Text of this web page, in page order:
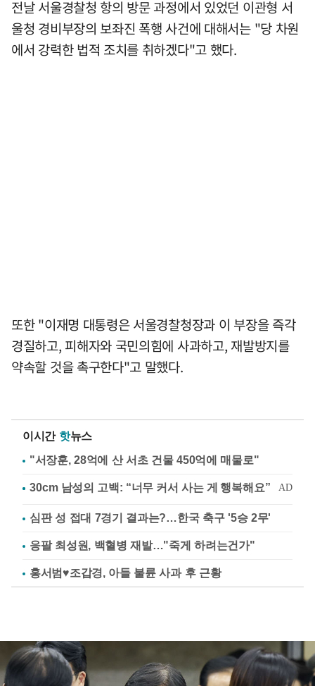
전날 서울경찰청 항의 방문 과정에서 있었던 이관형 서
울청 경비부장의 보좌진 폭행 사건에 대해서는 "당 차원
에서 강력한 법적 조치를 취하겠다"고 했다.
또한 "이재명 대통령은 서울경찰청장과 이 부장을 즉각
경질하고, 피해자와 국민의힘에 사과하고, 재발방지를
약속할 것을 촉구한다"고 말했다.
이시간 핫뉴스
"서장훈, 28억에 산 서초 건물 450억에 매물로"
심판 성 접대 7경기 결과는?…한국 축구 '5승 2무'
응팔 최성원, 백혈병 재발…"죽게 하려는건가"
홍서범♥조갑경, 아들 불륜 사과 후 근황